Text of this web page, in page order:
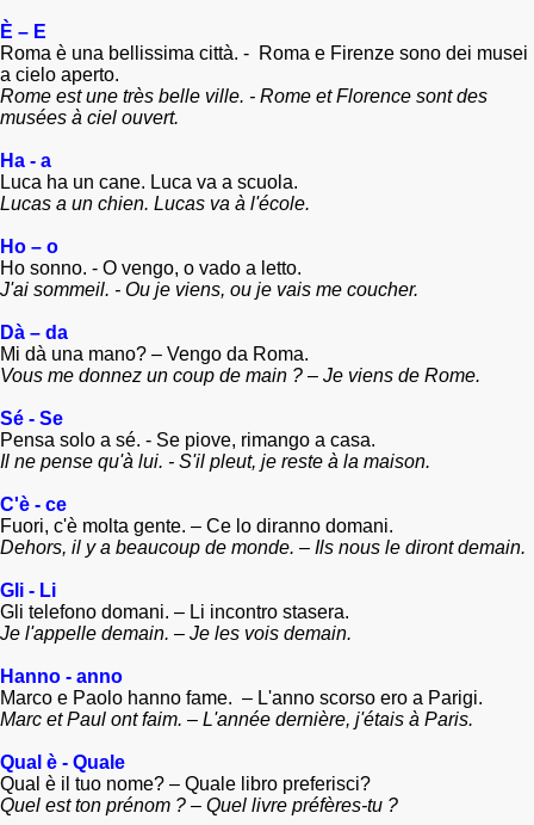
È – E
Roma è una bellissima città. - Roma e Firenze sono dei musei
a cielo aperto.
Rome est une très belle ville. - Rome et Florence sont des
musées à ciel ouvert.
Ha - a
Luca ha un cane. Luca va a scuola.
Lucas a un chien. Lucas va à l'école.
Ho – o
Ho sonno. - O vengo, o vado a letto.
J'ai sommeil. - Ou je viens, ou je vais me coucher.
Dà – da
Mi dà una mano? – Vengo da Roma.
Vous me donnez un coup de main ? – Je viens de Rome.
Sé - Se
Pensa solo a sé. - Se piove, rimango a casa.
Il ne pense qu'à lui. - S'il pleut, je reste à la maison.
C'è - ce
Fuori, c'è molta gente. – Ce lo diranno domani.
Dehors, il y a beaucoup de monde. – Ils nous le diront demain.
Gli - Li
Gli telefono domani. – Li incontro stasera.
Je l'appelle demain. – Je les vois demain.
Hanno - anno
Marco e Paolo hanno fame. – L'anno scorso ero a Parigi.
Marc et Paul ont faim. – L'année dernière, j'étais à Paris.
Qual è - Quale
Qual è il tuo nome? – Quale libro preferisci?
Quel est ton prénom ? – Quel livre préfères-tu ?